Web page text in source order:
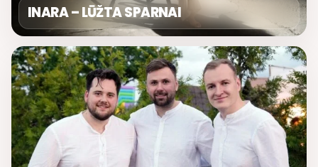
INARA – LŪŽTA SPARNAI